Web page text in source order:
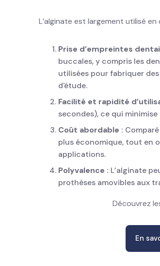
L’alginate est largement utilisé
Prise d’empreintes
buccales, y compris les
utilisées pour fabriquer
d'étude.
Facilité et rapidité
secondes), ce qui
Coût abordable :
plus économique, tout en
applications.
Polyvalence : L’alginate
prothèses amovibles aux
Découvrez
En